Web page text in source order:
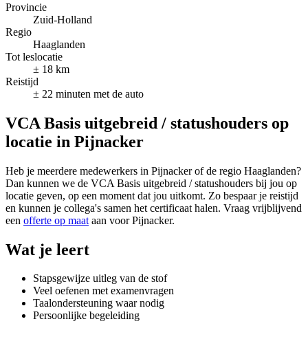
Provincie
Zuid-Holland
Regio
Haaglanden
Tot leslocatie
± 18 km
Reistijd
± 22 minuten met de auto
VCA Basis uitgebreid / statushouders op
locatie in Pijnacker
Heb je meerdere medewerkers in Pijnacker of de regio Haaglanden?
Dan kunnen we de VCA Basis uitgebreid / statushouders bij jou op
locatie geven, op een moment dat jou uitkomt. Zo bespaar je reistijd
en kunnen je collega's samen het certificaat halen. Vraag vrijblijvend
een offerte op maat aan voor Pijnacker.
Wat je leert
Stapsgewijze uitleg van de stof
Veel oefenen met examenvragen
Taalondersteuning waar nodig
Persoonlijke begeleiding